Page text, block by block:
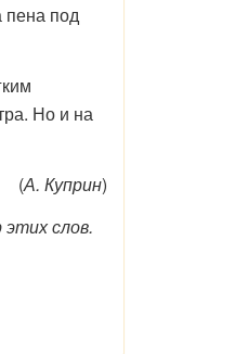
пена под
Но и на
(А. Куприн)
слов.